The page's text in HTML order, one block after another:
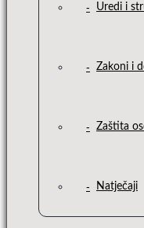
Uredi i
Zakoni i
Zaštita
Natječaji